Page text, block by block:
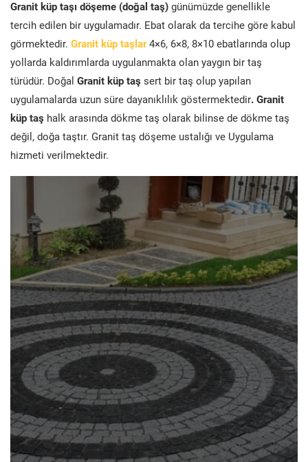
Granit küp taşı döşeme (doğal taş) günümüzde genellikle
tercih edilen bir uygulamadır. Ebat olarak da tercihe göre kabul
görmektedir. Granit küp taşlar 4×6, 6×8, 8×10 ebatlarında olup
yollarda kaldırımlarda uygulanmakta olan yaygın bir taş
türüdür. Doğal Granit küp taş sert bir taş olup yapılan
uygulamalarda uzun süre dayanıklılık göstermektedir. Granit
küp taş halk arasında dökme taş olarak bilinse de dökme taş
değil, doğa taştır. Granit taş döşeme ustalığı ve Uygulama
hizmeti verilmektedir.